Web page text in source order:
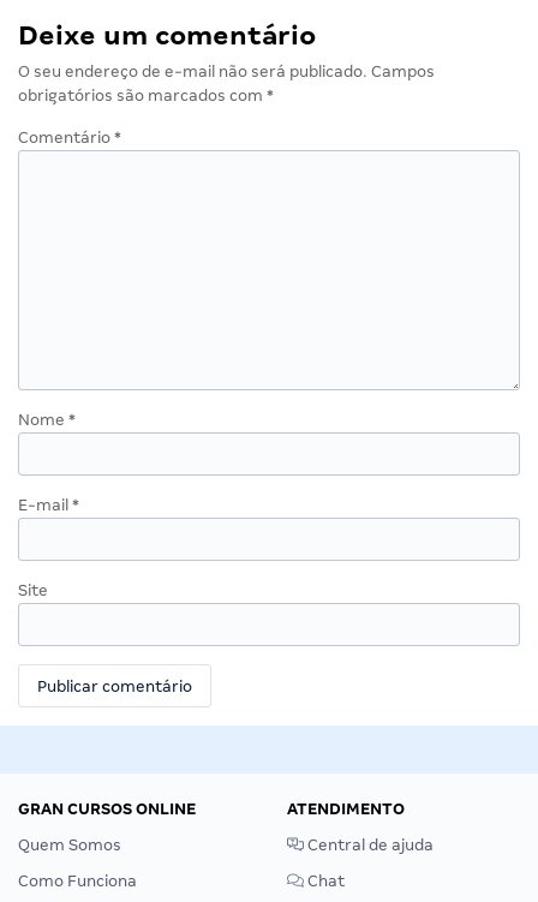
Deixe um comentário
O seu endereço de e-mail não será publicado. Campos
obrigatórios são marcados com *
Comentário *
Nome *
E-mail *
Site
GRAN CURSOS ONLINE
Quem Somos
Como Funciona
ATENDIMENTO
Central de ajuda
Chat